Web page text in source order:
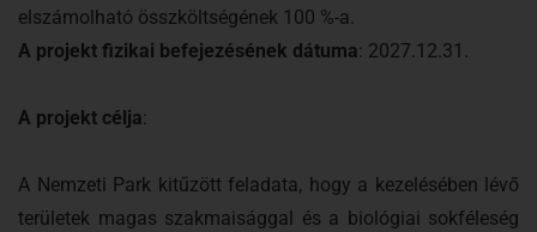
elszámolható összköltségének 100 %-a.
A projekt fizikai befejezésének dátuma: 2027.12.31.
A projekt célja:
A Nemzeti Park kitűzött feladata, hogy a kezelésében lévő
területek magas szakmaisággal és a biológiai sokféleség